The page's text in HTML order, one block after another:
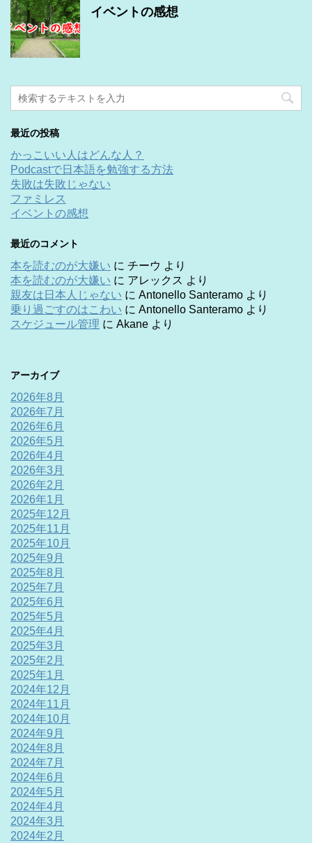
イベントの感想
最近の投稿
かっこいい人はどんな人？
Podcastで日本語を勉強する方法
失敗は失敗じゃない
ファミレス
イベントの感想
最近のコメント
本を読むのが大嫌い に チーウ より
本を読むのが大嫌い に アレックス より
親友は日本人じゃない に Antonello Santeramo より
乗り過ごすのはこわい に Antonello Santeramo より
スケジュール管理 に Akane より
アーカイブ
2026年8月
2026年7月
2026年6月
2026年5月
2026年4月
2026年3月
2026年2月
2026年1月
2025年12月
2025年11月
2025年10月
2025年9月
2025年8月
2025年7月
2025年6月
2025年5月
2025年4月
2025年3月
2025年2月
2025年1月
2024年12月
2024年11月
2024年10月
2024年9月
2024年8月
2024年7月
2024年6月
2024年5月
2024年4月
2024年3月
2024年2月